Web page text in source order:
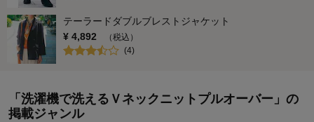
テーラードダブルブレストジャケット
¥ 4,892
（税込）
(4)
「洗濯機で洗えるＶネックニットプルオーバー」の
掲載ジャンル